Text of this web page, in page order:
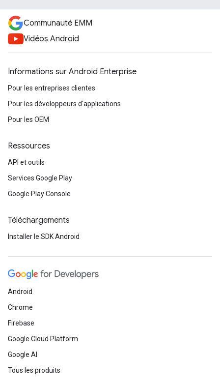
Communauté EMM
Vidéos Android
Informations sur Android Enterprise
Pour les entreprises clientes
Pour les développeurs d'applications
Pour les OEM
Ressources
API et outils
Services Google Play
Google Play Console
Téléchargements
Installer le SDK Android
Android
Chrome
Firebase
Google Cloud Platform
Google AI
Tous les produits